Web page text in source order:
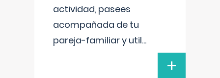
actividad, pasees
acompañada de tu
pareja-familiar y util...
+